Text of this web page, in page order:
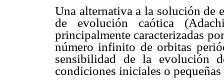
Una alternativa a la solución de
de evolución caótica
principalmente caracterizadas
número infinito de orbitas
sensibilidad de la evolución
condiciones iniciales o